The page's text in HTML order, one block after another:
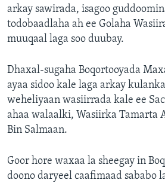
arkay sawirada, isagoo
todobaadlaha ah ee Golaha
muuqaal laga soo duubay.
Dhaxal-sugaha Boqortooyada
ayaa sidoo kale laga arkay
weheliyaan wasiirrada kale ee
ahaa walaalki, Wasiirka Tamarta
Bin Salmaan.
Goor hore waxaa la sheegay in
doono daryeel caafimaad sababo